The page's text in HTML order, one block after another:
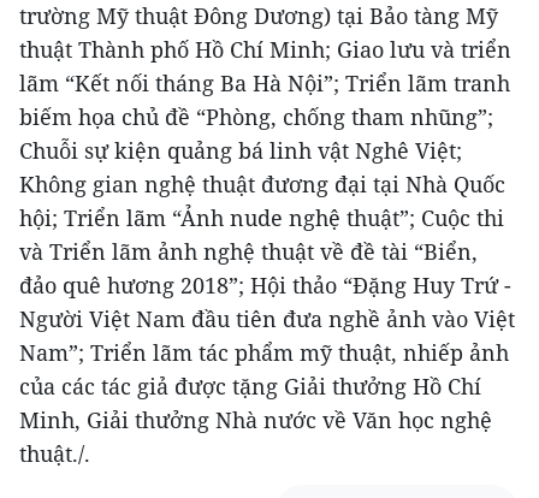
trường Mỹ thuật Đông Dương) tại Bảo tàng Mỹ
thuật Thành phố Hồ Chí Minh; Giao lưu và triển
lãm “Kết nối tháng Ba Hà Nội”; Triển lãm tranh
biếm họa chủ đề “Phòng, chống tham nhũng”;
Chuỗi sự kiện quảng bá linh vật Nghê Việt;
Không gian nghệ thuật đương đại tại Nhà Quốc
hội; Triển lãm “Ảnh nude nghệ thuật”; Cuộc thi
và Triển lãm ảnh nghệ thuật về đề tài “Biển,
đảo quê hương 2018”; Hội thảo “Đặng Huy Trứ -
Người Việt Nam đầu tiên đưa nghề ảnh vào Việt
Nam”; Triển lãm tác phẩm mỹ thuật, nhiếp ảnh
của các tác giả được tặng Giải thưởng Hồ Chí
Minh, Giải thưởng Nhà nước về Văn học nghệ
thuật./.